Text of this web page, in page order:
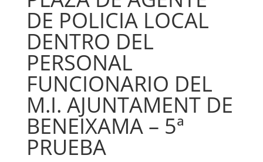
DE POLICIA LOCAL
DENTRO DEL
PERSONAL
FUNCIONARIO DEL
M.I. AJUNTAMENT DE
BENEIXAMA – 5ª
PRUEBA